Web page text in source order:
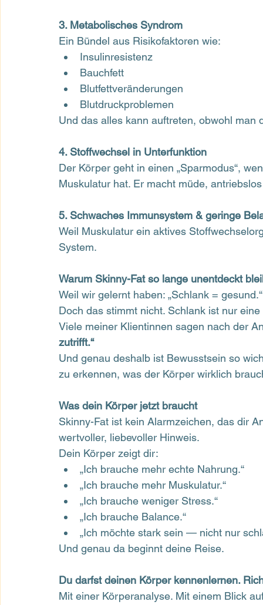
3. Metabolisches Syndrom
Ein Bündel aus Risikofaktoren wie:
Insulinresistenz
Bauchfett
Blutfettveränderungen
Blutdruckproblemen
Und das alles kann auftreten, obwohl man
4. Stoffwechsel in Unterfunktion
Der Körper geht in einen „Sparmodus“,
Muskulatur hat. Er macht müde,
5. Schwaches Immunsystem & geringe
Weil Muskulatur ein aktives
System.
Warum Skinny-Fat so lange unentdeckt
Weil wir gelernt haben: „Schlank = gesund.“
Doch das stimmt nicht. Schlank ist nur
Viele meiner Klientinnen sagen nach der
zutrifft.“
Und genau deshalb ist Bewusstsein so
zu erkennen, was der Körper wirklich
Was dein Körper jetzt braucht
Skinny-Fat ist kein Alarmzeichen, das dir
wertvoller, liebevoller Hinweis.
Dein Körper zeigt dir:
„Ich brauche mehr echte Nahrung.“
„Ich brauche mehr Muskulatur.“
„Ich brauche weniger Stress.“
„Ich brauche Balance.“
„Ich möchte stark sein — nicht nur
Und genau da beginnt deine Reise.
Du darfst deinen Körper kennenlernen.
Mit einer Körperanalyse. Mit einem Blick